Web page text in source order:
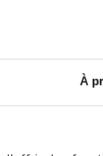
À
d’une
en
elle est